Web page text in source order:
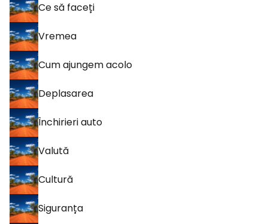
Ce să faceți
Vremea
Cum ajungem acolo
Deplasarea
Închirieri auto
Valută
Cultură
Siguranța